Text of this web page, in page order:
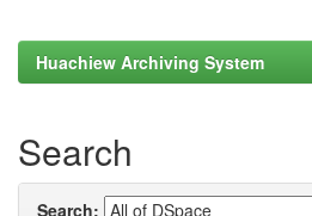
Huachiew Archiving System
Search
Search: